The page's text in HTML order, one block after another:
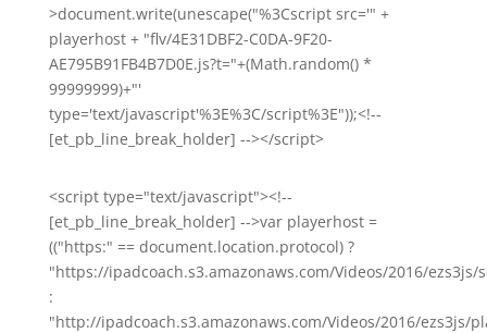
>document.write(unescape("%3Cscript src='" +
playerhost + "flv/4E31DBF2-C0DA-9F20-
AE795B91FB4B7D0E.js?t="+(Math.random() *
99999999)+"'
type='text/javascript'%3E%3C/script%3E"));<!--
[et_pb_line_break_holder] --></script>
<script type="text/javascript"><!--
[et_pb_line_break_holder] -->var playerhost =
(("https:" == document.location.protocol) ?
"https://ipadcoach.s3.amazonaws.com/Videos/2016/ezs3js/
:
"http://ipadcoach.s3.amazonaws.com/Videos/2016/ezs3js/